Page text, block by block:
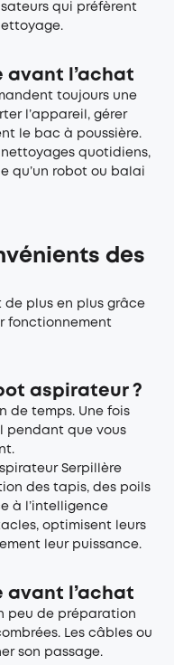
qui préfèrent
avant l’achat
toujours une
l’appareil, gérer
le bac à poussière.
nettoyages quotidiens,
qu’un robot ou balai
des
de plus en plus grâce
fonctionnement
aspirateur ?
de temps. Une fois
pendant que vous
Serpillère
des tapis, des poils
à l’intelligence
optimisent leurs
leur puissance.
avant l’achat
peu de préparation
Les câbles ou
son passage.